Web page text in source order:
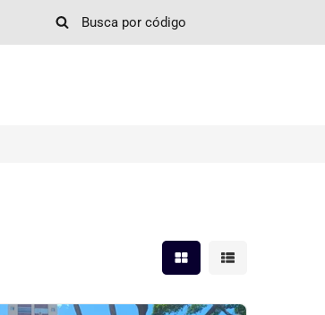
Mostrar resultados em
Mostrar